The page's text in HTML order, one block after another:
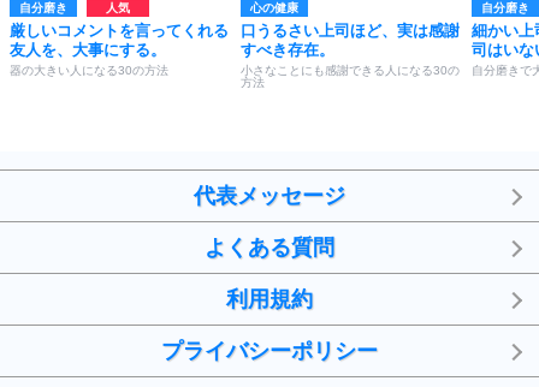
自分磨き
厳しいコメントを言ってくれる
友人を、大事にする。
器の大きい人になる30の方法
心の健康
口うるさい上司ほど、実は感謝
すべき存在。
小さなことにも感謝できる人になる30の
方法
自分磨き
細かい上
司はいな
自分磨きで
代表メッセージ
よくある質問
利用規約
プライバシーポリシー